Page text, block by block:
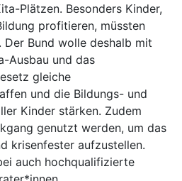
Plätzen. Besonders Kinder,
profitieren, müssten
Bund wolle deshalb mit
Ausbau und das
gleiche
und die Bildungs- und
Kinder stärken. Zudem
genutzt werden, um das
krisenfester aufzustellen.
auch hochqualifizierte